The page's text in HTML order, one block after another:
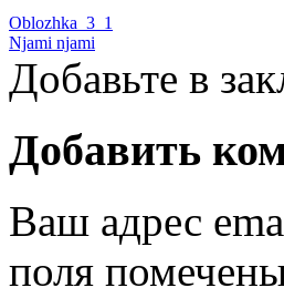
Oblozhka_3_1
Njami njami
Добавьте в
Добавить
Ваш адрес
поля